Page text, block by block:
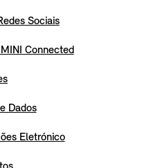
Sociais
Connected
Dados
Eletrónico